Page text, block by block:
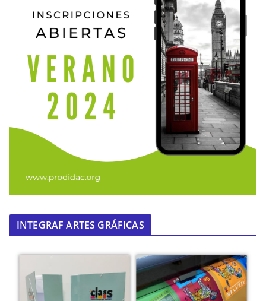
INTEGRAF ARTES GRÁFICAS